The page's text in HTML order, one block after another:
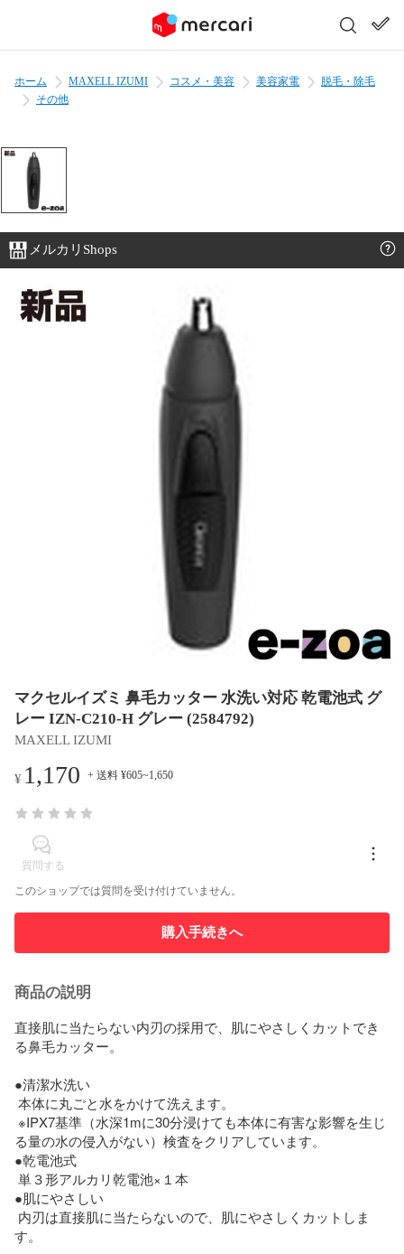
ホーム MAXELL IZUMI コスメ・美容 美容家電
脱毛・除毛
その他
メルカリShops
マクセルイズミ 鼻毛カッター 水洗い対応 乾電池式 グ
レー IZN-C210-H グレー (2584792)
MAXELL IZUMI
¥ 1,170 + 送料 ¥605~1,650
質問する
このショップでは質問を受け付けていません。
購入手続きへ
商品の説明
直接肌に当たらない内刃の採用で、肌にやさしくカットでき
る鼻毛カッター。
●清潔水洗い
本体に丸ごと水をかけて洗えます。
※IPX7基準（水深1mに30分浸けても本体に有害な影響を生じ
る量の水の侵入がない）検査をクリアしています。
●乾電池式
単３形アルカリ乾電池×１本
●肌にやさしい
内刃は直接肌に当たらないので、肌にやさしくカットしま
す。